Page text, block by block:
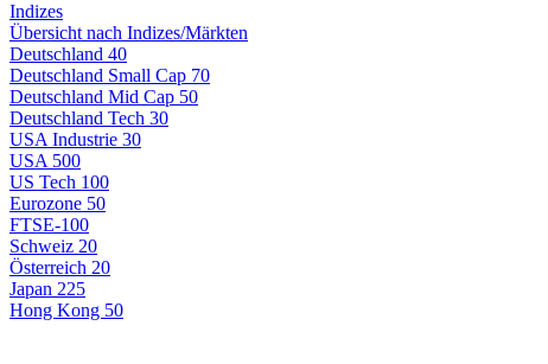
Indizes
Übersicht nach Indizes/Märkten
Deutschland 40
Deutschland Small Cap 70
Deutschland Mid Cap 50
Deutschland Tech 30
USA Industrie 30
USA 500
US Tech 100
Eurozone 50
FTSE-100
Schweiz 20
Österreich 20
Japan 225
Hong Kong 50